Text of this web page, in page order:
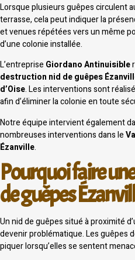
Lorsque plusieurs guêpes circulent
terrasse, cela peut indiquer la
et venues répétées vers un même
d’une colonie installée.
L’entreprise Giordano Antinuisible
destruction nid de guêpes
d’Oise. Les interventions sont
afin d’éliminer la colonie en toute
Notre équipe intervient également
nombreuses interventions dans le
Ézanville.
Pourquoi faire
de guêpes
Un nid de guêpes situé à proximité
devenir problématique. Les guêpes
piquer lorsqu’elles se sentent